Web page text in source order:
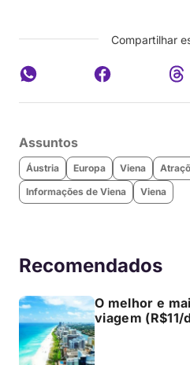
Compartilhar
Assuntos
Áustria Europa Viena
Informações de Viena
Viena
Recomendados
O melhor e
viagem (R$11/